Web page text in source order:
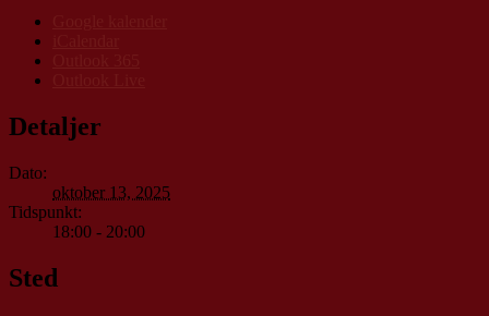
Detaljer
Dato:
oktober 13, 2025
Tidspunkt:
18:00 - 20:00
Sted